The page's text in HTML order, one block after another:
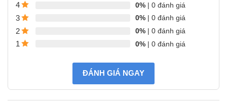
4
0% | 0 đánh giá
3
0% | 0 đánh giá
2
0% | 0 đánh giá
1
0% | 0 đánh giá
ĐÁNH GIÁ NGAY